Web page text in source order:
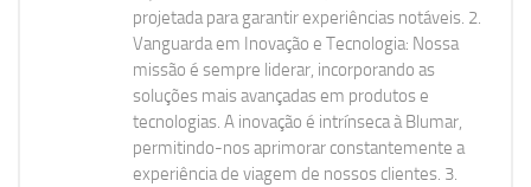
projetada para garantir experiências notáveis. 2.
Vanguarda em Inovação e Tecnologia: Nossa
missão é sempre liderar, incorporando as
soluções mais avançadas em produtos e
tecnologias. A inovação é intrínseca à Blumar,
permitindo-nos aprimorar constantemente a
experiência de viagem de nossos clientes. 3.